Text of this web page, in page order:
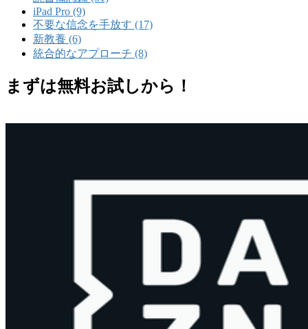
iPad Pro (9)
不要な信念を手放す (17)
新教養 (6)
統合的なアプローチ (8)
まずは無料お試しから！